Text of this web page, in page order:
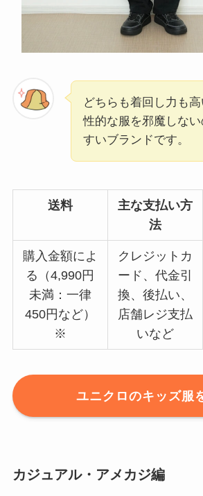
どちらも着回し力も
性的な服を邪魔しな
すいブランドです。
送料
主な支払い方
法
購入金額によ
る（4,990円
未満：一律
450円など）
※
クレジットカ
ード、代金引
換、後払い、
店舗レジ支払
いなど
ユニクロのキッズ服
カジュアル・アメカジ編